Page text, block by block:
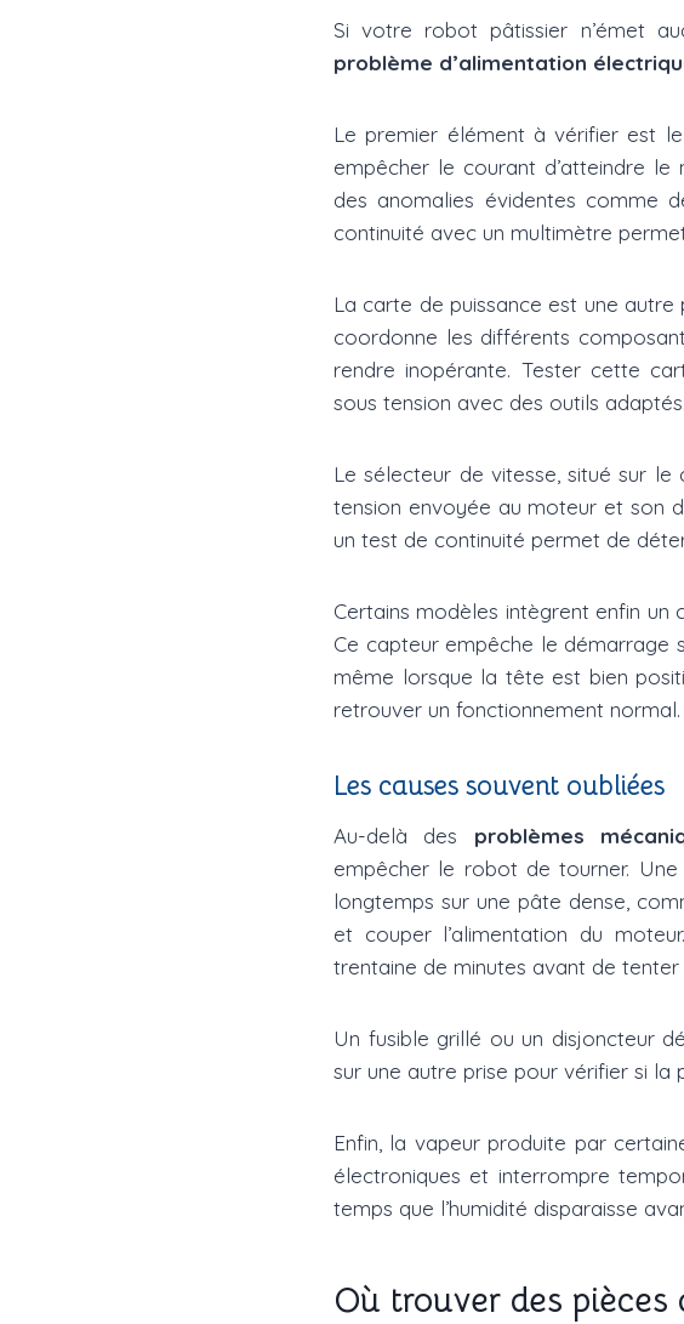
Si votre robot pâtissier n’émet
problème d’alimentation
Le premier élément à vérifier est
empêcher le courant d’atteindre
des anomalies évidentes comme
continuité avec un multimètre
La carte de puissance est une
coordonne les différents
rendre inopérante. Tester cette
sous tension avec des outils
Le sélecteur de vitesse, situé sur
tension envoyée au moteur et son
un test de continuité permet de
Certains modèles intègrent enfin un
Ce capteur empêche le démarrage
même lorsque la tête est bien
retrouver un fonctionnement normal.
Les causes souvent oubliées
Au-delà des problèmes
empêcher le robot de tourner.
longtemps sur une pâte dense,
et couper l’alimentation du
trentaine de minutes avant de
Un fusible grillé ou un disjoncteur
sur une autre prise pour vérifier si la
Enfin, la vapeur produite par
électroniques et interrompre
temps que l’humidité disparaisse
Où trouver des